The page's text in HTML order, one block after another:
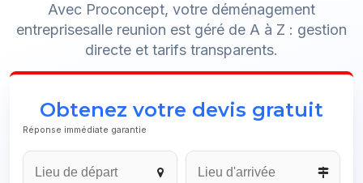
Avec Proconcept, votre déménagement
entreprisesalle reunion est géré de A à Z : gestion
directe et tarifs transparents.
Obtenez votre devis gratuit
Réponse immédiate garantie